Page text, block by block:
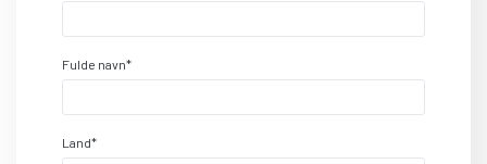
Fulde navn*
Land*